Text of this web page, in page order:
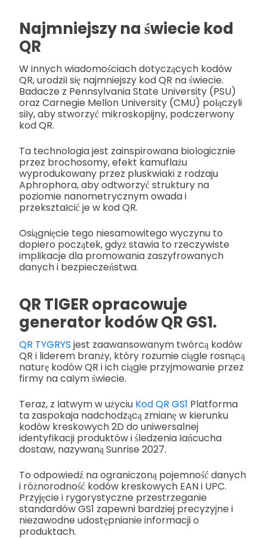
Najmniejszy na świecie kod
QR
W innych wiadomościach dotyczących kodów
QR, urodził się najmniejszy kod QR na świecie.
Badacze z Pennsylvania State University (PSU)
oraz Carnegie Mellon University (CMU) połączyli
siły, aby stworzyć mikroskopijny, podczerwony
kod QR.
Ta technologia jest zainspirowana biologicznie
przez brochosomy, efekt kamuflażu
wyprodukowany przez pluskwiaki z rodzaju
Aphrophora, aby odtworzyć struktury na
poziomie nanometrycznym owada i
przekształcić je w kod QR.
Osiągnięcie tego niesamowitego wyczynu to
dopiero początek, gdyż stawia to rzeczywiste
implikacje dla promowania zaszyfrowanych
danych i bezpieczeństwa.
QR TIGER opracowuje
generator kodów QR GS1.
QR TYGRYS jest zaawansowanym twórcą kodów
QR i liderem branży, który rozumie ciągle rosnącą
naturę kodów QR i ich ciągłe przyjmowanie przez
firmy na całym świecie.
Teraz, z łatwym w użyciu Kod QR GS1 Platforma
ta zaspokaja nadchodzącą zmianę w kierunku
kodów kreskowych 2D do uniwersalnej
identyfikacji produktów i śledzenia łańcucha
dostaw, nazywaną Sunrise 2027.
To odpowiedź na ograniczoną pojemność danych
i różnorodność kodów kreskowych EAN i UPC.
Przyjęcie i rygorystyczne przestrzeganie
standardów GS1 zapewni bardziej precyzyjne i
niezawodne udostępnianie informacji o
produktach.